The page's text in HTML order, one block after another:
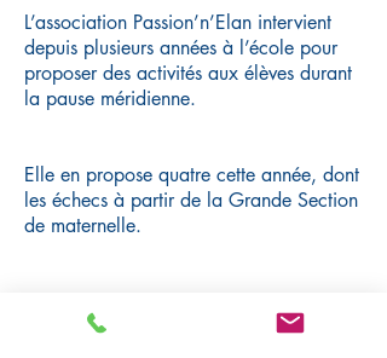
L’association Passion’n’Elan intervient
depuis plusieurs années à l’école pour
proposer des activités aux élèves durant
la pause méridienne.
Elle en propose quatre cette année, dont
les échecs à partir de la Grande Section
de maternelle.
ces ateliers
le vendredi durant la pause